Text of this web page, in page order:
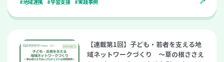
#地域連携 #学習支援 #実践事例
【連載第1回】子ども・若者を支える地
域ネットワークづくり ～草の根ささえ